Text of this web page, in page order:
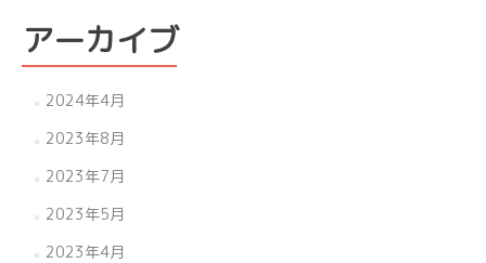
ナ
ビ
ゲ
ー
シ
ョ
ン
アーカイブ
2024年4月
2023年8月
2023年7月
2023年5月
2023年4月